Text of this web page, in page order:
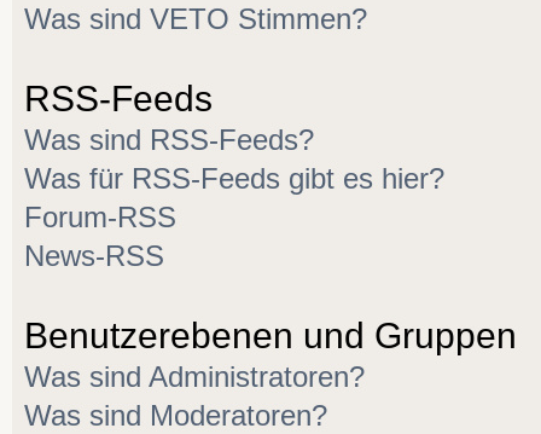
Was sind VETO Stimmen?
RSS-Feeds
Was sind RSS-Feeds?
Was für RSS-Feeds gibt es hier?
Forum-RSS
News-RSS
Benutzerebenen und Gruppen
Was sind Administratoren?
Was sind Moderatoren?